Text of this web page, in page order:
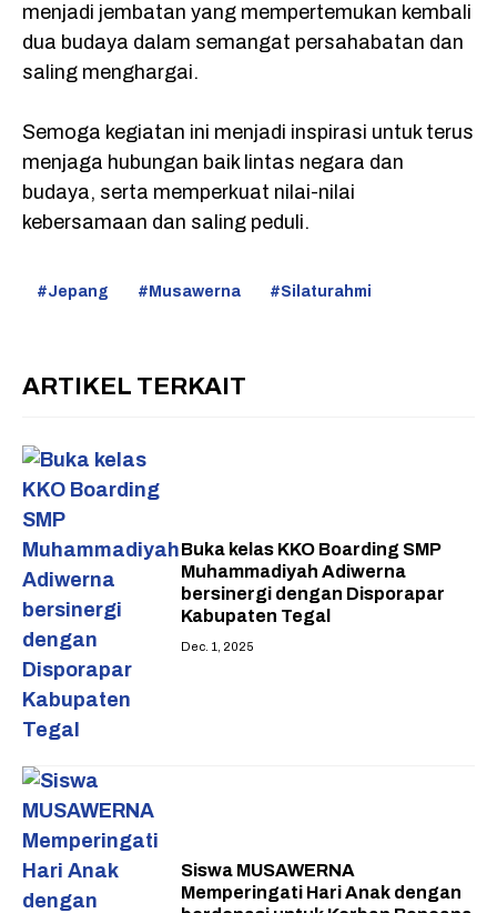
menjadi jembatan yang mempertemukan kembali
dua budaya dalam semangat persahabatan dan
saling menghargai.
Semoga kegiatan ini menjadi inspirasi untuk terus
menjaga hubungan baik lintas negara dan
budaya, serta memperkuat nilai-nilai
kebersamaan dan saling peduli.
Jepang Musawerna Silaturahmi
ARTIKEL TERKAIT
Buka kelas KKO Boarding SMP
Muhammadiyah Adiwerna
bersinergi dengan Disporapar
Kabupaten Tegal
Dec. 1, 2025
Siswa MUSAWERNA
Memperingati Hari Anak dengan